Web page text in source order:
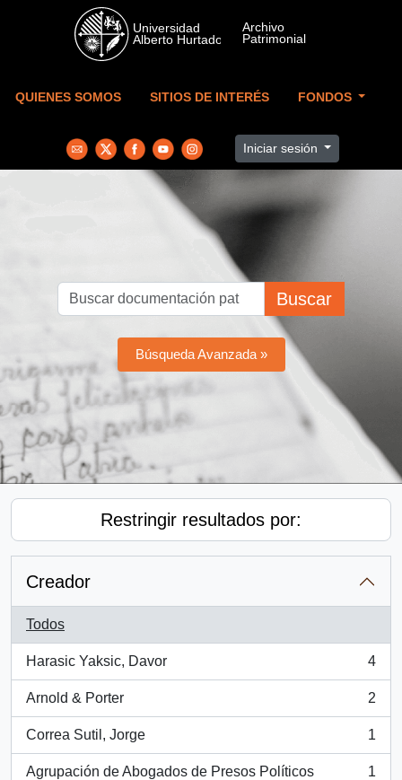
Skip to main content
QUIENES SOMOS SITIOS DE INTERÉS FONDOS
Iniciar sesión
Buscar
Búsqueda Avanzada »
Restringir resultados por:
Creador
Todos
Harasic Yaksic, Davor
, 4 resultados
4
Arnold & Porter
, 2 resultados
2
Correa Sutil, Jorge
, 1 resultados
1
Agrupación de Abogados de Presos Políticos 1